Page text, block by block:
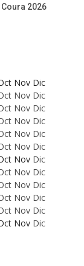
2026
Nov Dic
Nov Dic
Nov Dic
Nov Dic
Nov Dic
Nov Dic
Nov Dic
Nov Dic
Nov Dic
Nov Dic
Nov Dic
Nov Dic